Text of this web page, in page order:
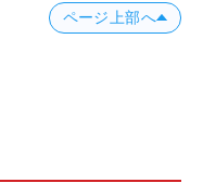
ページ上部へ